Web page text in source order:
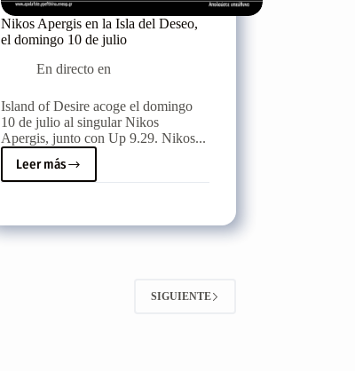
Nikos Apergis en la Isla del Deseo,
el domingo 10 de julio
En directo en
Island of Desire acoge el domingo
10 de julio al singular Nikos
Apergis, junto con Up 9.29. Nikos...
Leer más
Nikos
Apergis
Isla
SIGUIENTE